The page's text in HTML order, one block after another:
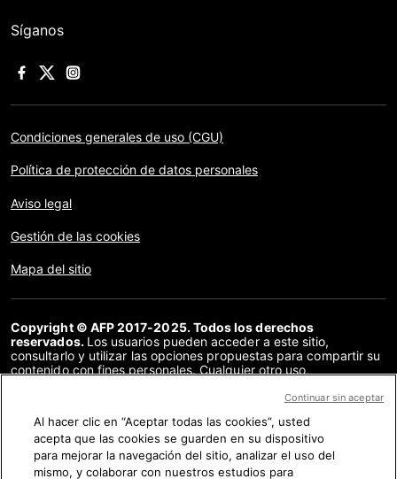
Síganos
Condiciones generales de uso (CGU)
Política de protección de datos personales
Aviso legal
Gestión de las cookies
Mapa del sitio
Copyright © AFP 2017-2025. Todos los derechos
reservados. Los usuarios pueden acceder a este sitio,
consultarlo y utilizar las opciones propuestas para compartir su
contenido con fines personales. Cualquier otro uso,
distribución del contenido de este sitio, en su totalidad o en
acuerdo específico firmado con la AFP, está estrictamente
prohibido. Los elementos analizados en cada verificación se
presentan o se enlazan en tanto en cuanto son necesarios para
la correcta comprensión de la verificación en cuestión. La AFP
Al hacer clic en “Aceptar todas las cookies”, usted
acepta que las cookies se guarden en su dispositivo
para mejorar la navegación del sitio, analizar el uso del
mismo, y colaborar con nuestros estudios para
Continuar sin aceptar